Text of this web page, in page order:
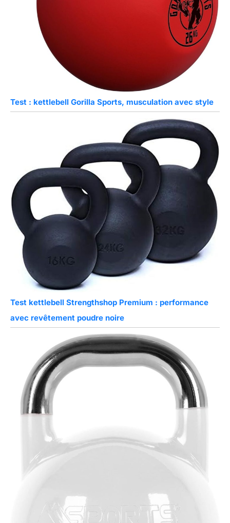
Test : kettlebell Gorilla Sports, musculation avec style
Test kettlebell Strengthshop Premium : performance
avec revêtement poudre noire